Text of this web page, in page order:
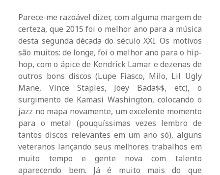
Parece-me razoável dizer, com alguma margem de
certeza, que 2015 foi o melhor ano para a música
desta segunda década do século XXI. Os motivos
são muitos: de longe, foi o melhor ano para o hip-
hop, com o ápice de Kendrick Lamar e dezenas de
outros bons discos (Lupe Fiasco, Milo, Lil Ugly
Mane, Vince Staples, Joey Bada$$, etc), o
surgimento de Kamasi Washington, colocando o
jazz no mapa novamente, um excelente momento
para o metal (pouquíssimas vezes lembro de
tantos discos relevantes em um ano só), alguns
veteranos lançando seus melhores trabalhos em
muito tempo e gente nova com talento
aparecendo bem. Já é muito mais do que